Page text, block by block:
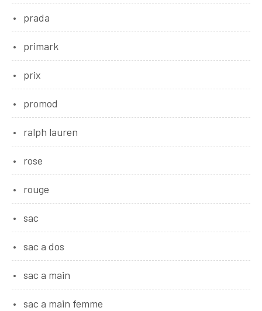
prada
primark
prix
promod
ralph lauren
rose
rouge
sac
sac a dos
sac a main
sac a main femme